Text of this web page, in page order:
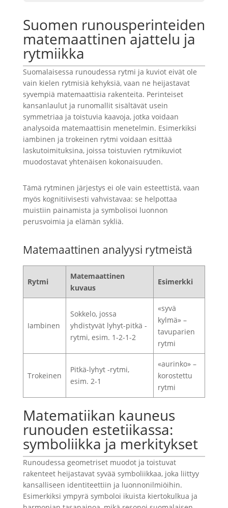
Suomen runousperinteiden
matemaattinen ajattelu ja
rytmiikka
Suomalaisessa runoudessa rytmi ja kuviot eivät ole
vain kielen rytmisiä kehyksiä, vaan ne heijastavat
syvempiä matemaattisia rakenteita. Perinteiset
kansanlaulut ja runomallit sisältävät usein
symmetriaa ja toistuvia kaavoja, jotka voidaan
analysoida matemaattisin menetelmin. Esimerkiksi
iambinen ja trokeinen rytmi voidaan esittää
laskutoimituksina, joissa toistuvien rytmikuviot
muodostavat yhtenäisen kokonaisuuden.
Tämä rytminen järjestys ei ole vain esteettistä, vaan
myös kognitiivisesti vahvistavaa: se helpottaa
muistiin painamista ja symbolisoi luonnon
perusvoimia ja elämän sykliä.
Matemaattinen analyysi rytmeistä
Rytmi
Matemaattinen
kuvaus
Esimerkki
Iambinen
Sokkelo, jossa
yhdistyvät lyhyt-pitkä -
rytmi, esim. 1-2-1-2
«syvä
kylmä» –
tavuparien
rytmi
Trokeinen
Pitkä-lyhyt -rytmi,
esim. 2-1
«aurinko» –
korostettu
rytmi
Matematiikan kauneus
runouden estetiikassa:
symboliikka ja merkitykset
Runoudessa geometriset muodot ja toistuvat
rakenteet heijastavat syvää symboliikkaa, joka liittyy
kansalliseen identiteettiin ja luonnonilmiöihin.
Esimerkiksi ympyrä symboloi ikuista kiertokulkua ja